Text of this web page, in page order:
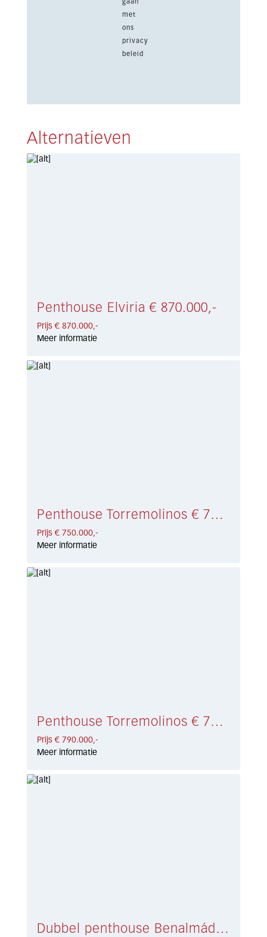
met
ons
privacy
beleid
Alternatieven
Penthouse Elviria € 870.000,-
Prijs € 870.000,-
Meer informatie
Penthouse Torremolinos € 750.000,-
Prijs € 750.000,-
Meer informatie
Penthouse Torremolinos € 790.000,-
Prijs € 790.000,-
Meer informatie
Dubbel penthouse Benalmádena € 775.000,-